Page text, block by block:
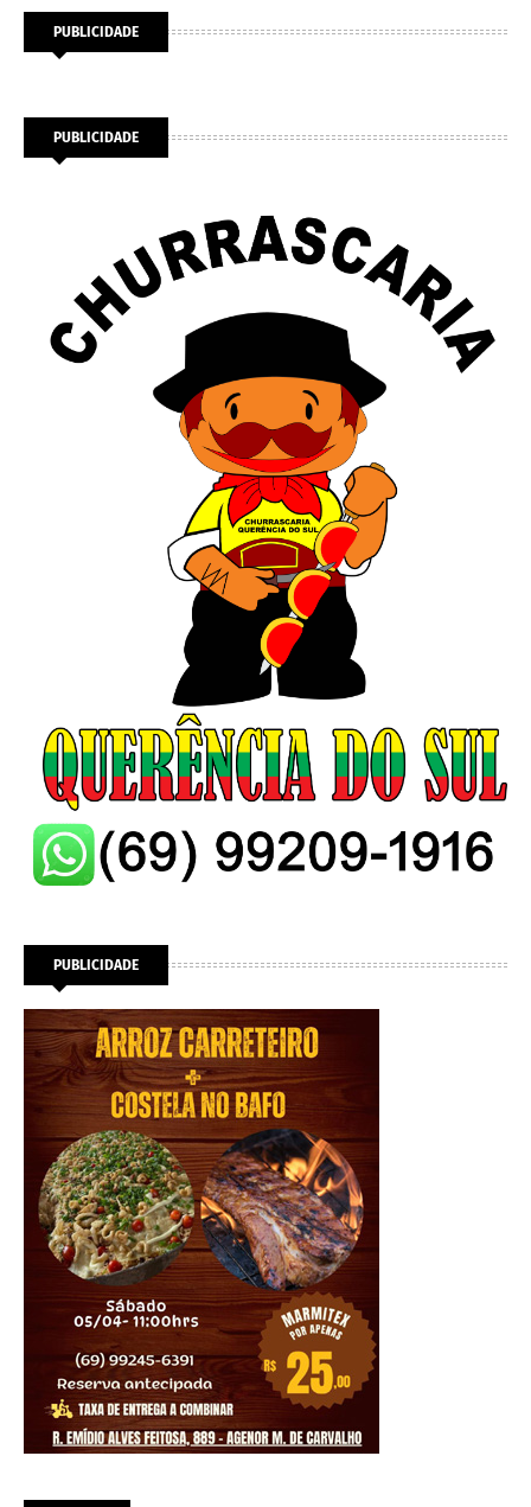
PUBLICIDADE
PUBLICIDADE
PUBLICIDADE